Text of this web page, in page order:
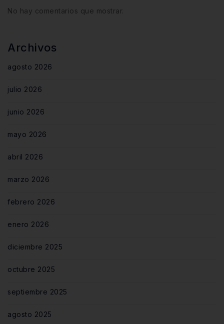
No hay comentarios que mostrar.
Archivos
agosto 2026
julio 2026
junio 2026
mayo 2026
abril 2026
marzo 2026
febrero 2026
enero 2026
diciembre 2025
octubre 2025
septiembre 2025
agosto 2025